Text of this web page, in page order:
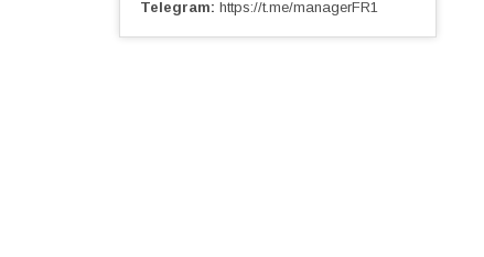
Telegram https://t.me/managerFR1